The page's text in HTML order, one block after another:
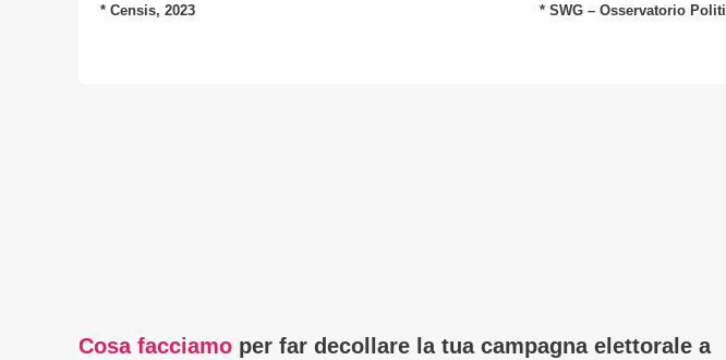
* Censis, 2023 * SWG – Osservatorio
Cosa facciamo per far decollare la tua campagna elettorale a